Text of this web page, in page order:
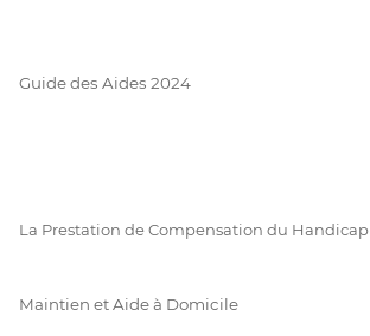
Guide des Aides 2024
La Prestation de Compensation du Handicap
Maintien et Aide à Domicile